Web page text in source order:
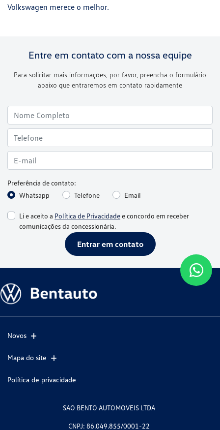
Volkswagen merece o melhor.
Entre em contato com a nossa equipe
Para solicitar mais informações, por favor, preencha o formulário
abaixo que entraremos em contato rapidamente
Preferência de contato:
Whatsapp
Telefone Email
Li e aceito a Política de Privacidadee concordo em receber
comunicações da concessionária.
Entrar em contato
Novos
Mapa do site
Política de privacidade
SAO BENTO AUTOMOVEIS LTDA
CNPJ: 86.049.855/0001-22